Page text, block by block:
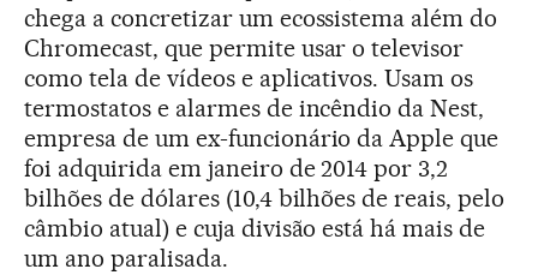
chega a concretizar um ecossistema além do
Chromecast, que permite usar o televisor
como tela de vídeos e aplicativos. Usam os
termostatos e alarmes de incêndio da Nest,
empresa de um ex-funcionário da Apple que
foi adquirida em janeiro de 2014 por 3,2
bilhões de dólares (10,4 bilhões de reais, pelo
câmbio atual) e cuja divisão está há mais de
um ano paralisada.